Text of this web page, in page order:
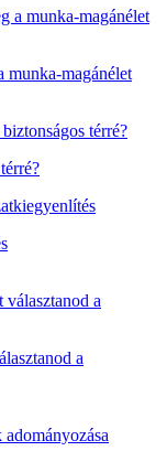
munka-magánélet
a